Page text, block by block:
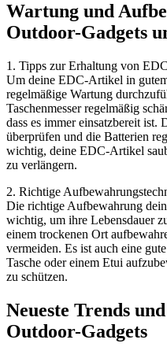
Wartung und
Outdoor-Gadgets
1. Tipps zur Erhaltung von
Um deine EDC-Artikel in
regelmäßige Wartung
Taschenmesser regelmäßig
dass es immer einsatzbereit ist.
überprüfen und die Batterien
wichtig, deine EDC-Artikel
zu verlängern.
2. Richtige
Die richtige Aufbewahrung
wichtig, um ihre Lebensdauer
einem trockenen Ort
vermeiden. Es ist auch eine
Tasche oder einem Etui
zu schützen.
Neueste Trends
Outdoor-Gadgets